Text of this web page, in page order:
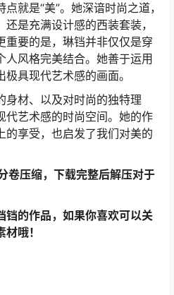
就是“美”。她深谙时尚之道，
是充满设计感的西装套装，
重要的是，琳铛并非仅仅是穿
风格完美结合。她善于运用
具现代艺术感的画面。
身材、以及对时尚的独特理
代艺术感的时尚空间。她的作
的享受，也启发了我们对美的
卷压缩，下载完整后解压对于
铛的作品，如果你喜欢可以关
哦！